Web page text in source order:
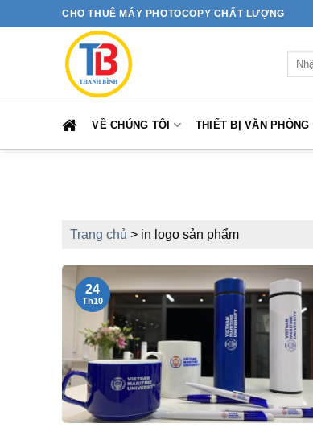
qua
CHO THUÊ MÁY PHOTOCOPY CHẤT LƯỢNG
Tìm
kiếm:
VỀ CHÚNG TÔI THIẾT BỊ VĂN PHÒNG
Trang chủ > in logo sản phẩm
24
Th10